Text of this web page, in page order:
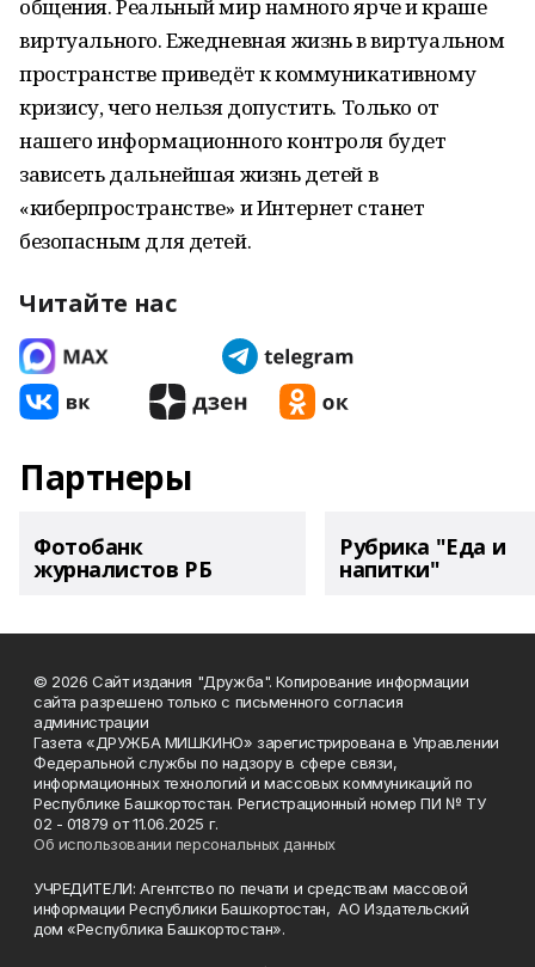
общения. Реальный мир намного ярче и краше
виртуального. Ежедневная жизнь в виртуальном
пространстве приведёт к коммуникативному
кризису, чего нельзя допустить. Только от
нашего информационного контроля будет
зависеть дальнейшая жизнь детей в
«киберпространстве» и Интернет станет
безопасным для детей.
Читайте нас
Партнеры
Фотобанк
журналистов РБ
Рубрика "Еда и
напитки"
© 2026 Сайт издания "Дружба". Копирование информации
сайта разрешено только с письменного согласия
администрации
Газета «ДРУЖБА МИШКИНО» зарегистрирована в Управлении
Федеральной службы по надзору в сфере связи,
информационных технологий и массовых коммуникаций по
Республике Башкортостан. Регистрационный номер ПИ № ТУ
02 - 01879 от 11.06.2025 г.
Об использовании персональных данных
УЧРЕДИТЕЛИ: Агентство по печати и средствам массовой
информации Республики Башкортостан, АО Издательский
дом «Республика Башкортостан».